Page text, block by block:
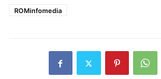
ROMinfomedia